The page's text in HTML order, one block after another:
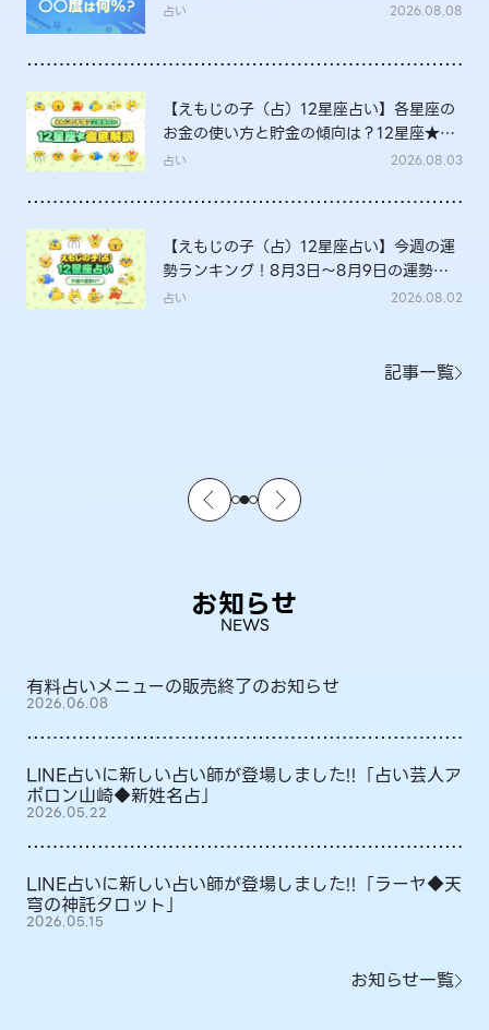
占い 2026.08.08
【えもじの子（占）12星座占い】各星座の
お金の使い方と貯金の傾向は？12星座★徹
底解説
占い 2026.08.03
【えもじの子（占）12星座占い】今週の運
勢ランキング！8月3日～8月9日の運勢
は？
占い 2026.08.02
記事一覧
お知らせ
NEWS
有料占いメニューの販売終了のお知らせ
2026.06.08
LINE占いに新しい占い師が登場しました!!「占い芸人ア
ポロン山崎◆新姓名占」
2026.05.22
LINE占いに新しい占い師が登場しました!!「ラーヤ◆天
穹の神託タロット」
2026.05.15
お知らせ一覧